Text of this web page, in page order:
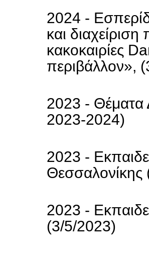
2024 -
και
κακοκαιρίες
περιβάλλον»,
2023 - Θέματα
2023-2024)
2023 -
2023 -
(3/5/2023)